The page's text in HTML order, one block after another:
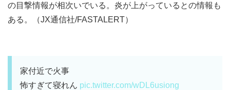
の目撃情報が相次いでいる。炎が上がっているとの情報も
ある。（JX通信社/FASTALERT）
家付近で火事
怖すぎて寝れん pic.twitter.com/wDL6usiong